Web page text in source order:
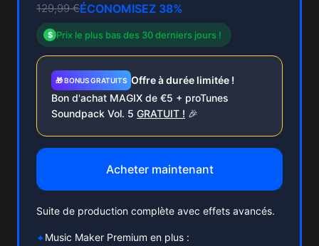
129,99 €ÉCONOMISEZ 38%
$ Prix le plus bas des 30 derniers jours !
🎁 BONUS GRATUITS Offre à durée limitée !
Bon d'achat MAGIX de €5 + proTunes
Soundpack Vol. 5 GRATUIT ! 🎉
Acheter maintenant
Suite de production complète avec effets avancés.
✦Music Maker Premium en plus :